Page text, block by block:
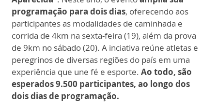
programação para dois dias, oferecendo aos
participantes as modalidades de caminhada e
corrida de 4km na sexta-feira (19), além da prova
de 9km no sábado (20). A inciativa reúne atletas e
peregrinos de diversas regiões do país em uma
experiência que une fé e esporte. Ao todo, são
esperados 9.500 participantes, ao longo dos
dois dias de programação.